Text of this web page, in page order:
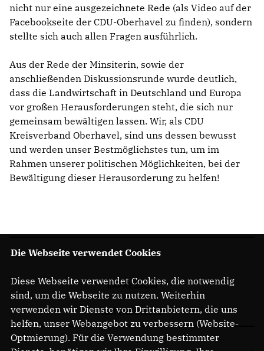
nicht nur eine ausgezeichnete Rede (als Video auf der
Facebookseite der CDU-Oberhavel zu finden), sondern
stellte sich auch allen Fragen ausführlich.
Aus der Rede der Minsiterin, sowie der
anschließenden Diskussionsrunde wurde deutlich,
dass die Landwirtschaft in Deutschland und Europa
vor großen Herausforderungen steht, die sich nur
gemeinsam bewältigen lassen. Wir, als CDU
Kreisverband Oberhavel, sind uns dessen bewusst
und werden unser Bestmöglichstes tun, um im
Rahmen unserer politischen Möglichkeiten, bei der
Bewältigung dieser Herausorderung zu helfen!
IMPRESSUM
DATENSCHUTZ
Die Webseite verwendet Cookies
Diese Webseite verwendet Cookies, die notwendig
sind, um die Webseite zu nutzen. Weiterhin
verwenden wir Dienste von Drittanbietern, die uns
helfen, unser Webangebot zu verbessern (Website-
Optmierung). Für die Verwendung bestimmter